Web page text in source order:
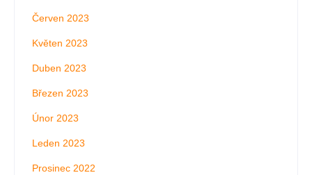
Červen 2023
Květen 2023
Duben 2023
Březen 2023
Únor 2023
Leden 2023
Prosinec 2022